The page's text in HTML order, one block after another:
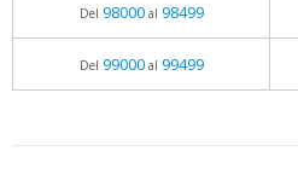
Del 98000al 98499
Del 99000al 99499